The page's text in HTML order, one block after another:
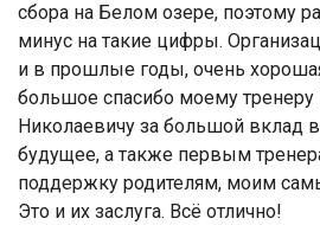
сбора на Белом озере, поэтому
минус на такие цифры.
и в прошлые годы, очень
большое спасибо моему
Николаевичу за большой вклад
будущее, а также первым
поддержку родителям, моим
Это и их заслуга. Всё отлично!